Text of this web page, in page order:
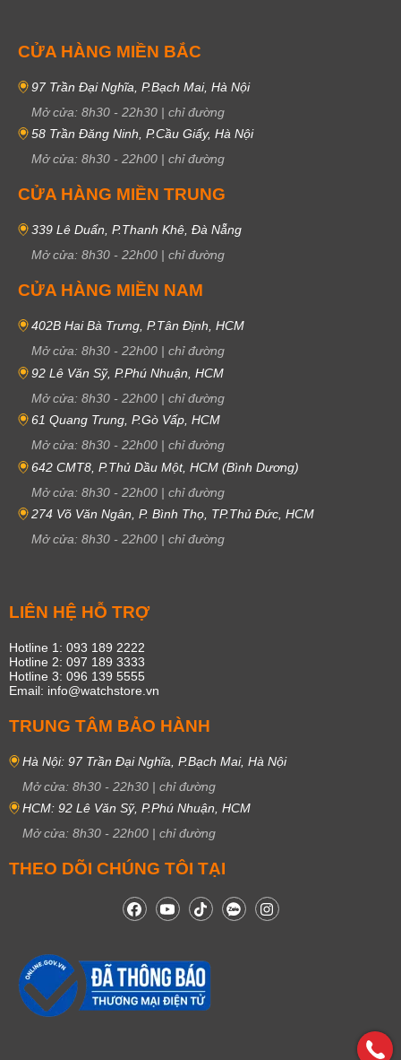
CỬA HÀNG MIỀN BẮC
97 Trần Đại Nghĩa, P.Bạch Mai, Hà Nội
Mở cửa: 8h30 - 22h30 | chỉ đường
58 Trần Đăng Ninh, P.Cầu Giấy, Hà Nội
Mở cửa: 8h30 - 22h00 | chỉ đường
CỬA HÀNG MIỀN TRUNG
339 Lê Duẩn, P.Thanh Khê, Đà Nẵng
Mở cửa: 8h30 - 22h00 | chỉ đường
CỬA HÀNG MIỀN NAM
402B Hai Bà Trưng, P.Tân Định, HCM
Mở cửa: 8h30 - 22h00 | chỉ đường
92 Lê Văn Sỹ, P.Phú Nhuận, HCM
Mở cửa: 8h30 - 22h00 | chỉ đường
61 Quang Trung, P.Gò Vấp, HCM
Mở cửa: 8h30 - 22h00 | chỉ đường
642 CMT8, P.Thủ Dầu Một, HCM (Bình Dương)
Mở cửa: 8h30 - 22h00 | chỉ đường
274 Võ Văn Ngân, P. Bình Thọ, TP.Thủ Đức, HCM
Mở cửa: 8h30 - 22h00 | chỉ đường
LIÊN HỆ HỖ TRỢ
Hotline 1: 093 189 2222
Hotline 2: 097 189 3333
Hotline 3: 096 139 5555
Email: info@watchstore.vn
TRUNG TÂM BẢO HÀNH
Hà Nội: 97 Trần Đại Nghĩa, P.Bạch Mai, Hà Nội
Mở cửa: 8h30 - 22h30 | chỉ đường
HCM: 92 Lê Văn Sỹ, P.Phú Nhuận, HCM
Mở cửa: 8h30 - 22h00 | chỉ đường
THEO DÕI CHÚNG TÔI TẠI